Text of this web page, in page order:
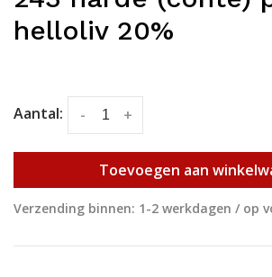
helloliv 20%
Aantal: +
-
Toevoegen aan
Verzending binnen: 1-2 werkdagen / op